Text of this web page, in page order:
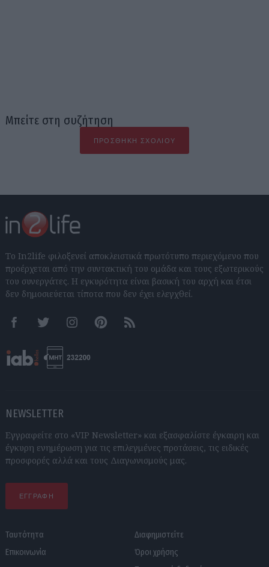
Μπείτε στη συζήτηση
ΠΡΟΣΘΉΚΗ ΣΧΟΛΊΟΥ
Το In2life φιλοξενεί αποκλειστικά πρωτότυπο περιεχόμενο που
προέρχεται από την συντακτική του ομάδα και τους εξωτερικούς
του συνεργάτες. Η εγκυρότητα είναι βασική του αρχή και έτσι
δεν δημοσιεύεται τίποτα που δεν έχει ελεγχθεί.
FacebookTwitter InstagramPinterestRSS feeds
NEWSLETTER
Εγγραφείτε στο «VIP Newsletter» και εξασφαλίστε έγκαιρη και
έγκυρη ενημέρωση για τις επιλεγμένες προτάσεις, τις ειδικές
προσφορές αλλά και τους Διαγωνισμούς μας.
ΕΓΓΡΑΦΗ
Ταυτότητα
Επικοινωνία
Διαφημιστείτε
Όροι χρήσης